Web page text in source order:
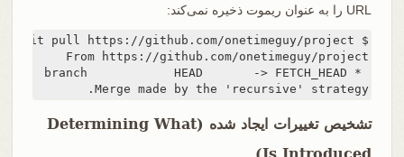
URL را به عنوان ریموت ذخیره نمی‌کند:
Merge made by the 'recursive' strategy.
تشخیص تغییرات ایجاد شده (Determining What